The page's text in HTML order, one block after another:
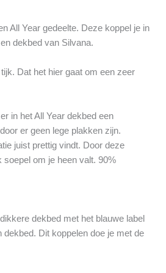
All Year gedeelte. Deze koppel je in
dekbed van Silvana.
Dat het hier gaat om een zeer
in het All Year dekbed een
er geen lege plakken zijn.
juist prettig vindt. Door deze
soepel om je heen valt. 90%
dekbed met het blauwe label
Dit koppelen doe je met de